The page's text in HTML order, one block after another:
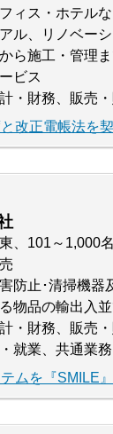
ィス・ホテル
ル、リノベー
ら施工・管理
ビス
・財務、販売
改正電帳法を
、101～1,000名
防止･清掃機器
物品の輸出入
・財務、販売
就業、共通業務
ムを『SMILE